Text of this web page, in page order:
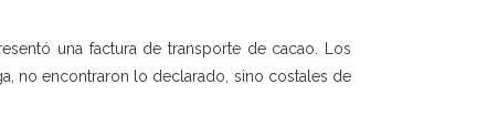
una factura de transporte de cacao. Los
no encontraron lo declarado, sino costales de